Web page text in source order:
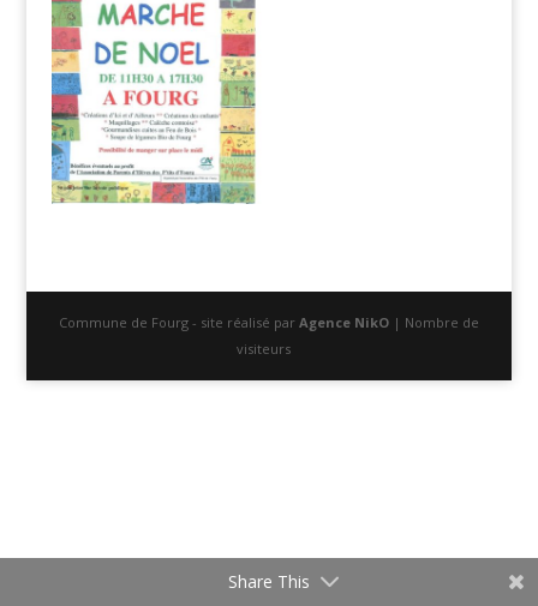
Commune de Fourg - site réalisé par Agence NikO| Nombre de
visiteurs
Share This